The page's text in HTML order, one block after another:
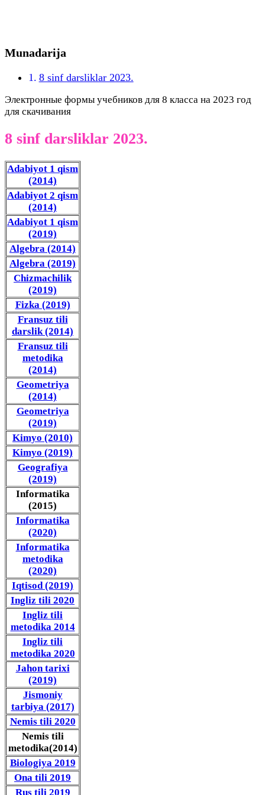
Munadarija
8 sinf darsliklar 2023.
Электронные формы учебников для 8 класса на 2023 год
для скачивания
8 sinf darsliklar 2023.
Adabiyot 1 qism
(2014)
Adabiyot 2 qism
(2014)
Adabiyot 1 qism
(2019)
Algebra (2014)
Algebra (2019)
Chizmachilik
(2019)
Fizka (2019)
Fransuz tili
darslik (2014)
Fransuz tili
metodika
(2014)
Geometriya
(2014)
Geometriya
(2019)
Kimyo (2010)
Kimyo (2019)
Geografiya
(2019)
Informatika
(2015)
Informatika
(2020)
Informatika
metodika
(2020)
Iqtisod (2019)
Ingliz tili 2020
Ingliz tili
metodika 2014
Ingliz tili
metodika 2020
Jahon tarixi
(2019)
Jismoniy
tarbiya (2017)
Nemis tili 2020
Nemis tili
metodika(2014)
Biologiya 2019
Ona tili 2019
Rus tili 2019